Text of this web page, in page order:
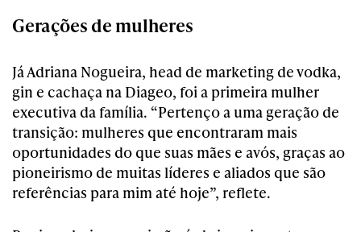
Gerações de mulheres
Já Adriana Nogueira, head de marketing de vodka,
gin e cachaça na Diageo, foi a primeira mulher
executiva da família. “Pertenço a uma geração de
transição: mulheres que encontraram mais
oportunidades do que suas mães e avós, graças ao
pioneirismo de muitas líderes e aliados que são
referências para mim até hoje”, reflete.